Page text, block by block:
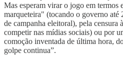
Mas esperam virar o jogo em termos
marqueteira" (tocando o governo até
de campanha eleitoral), pela censura
competir nas mídias sociais) ou por
comoção inventada de última hora,
golpe continua”.